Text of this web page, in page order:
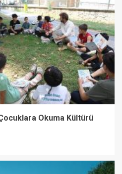
Okuma Kültürü